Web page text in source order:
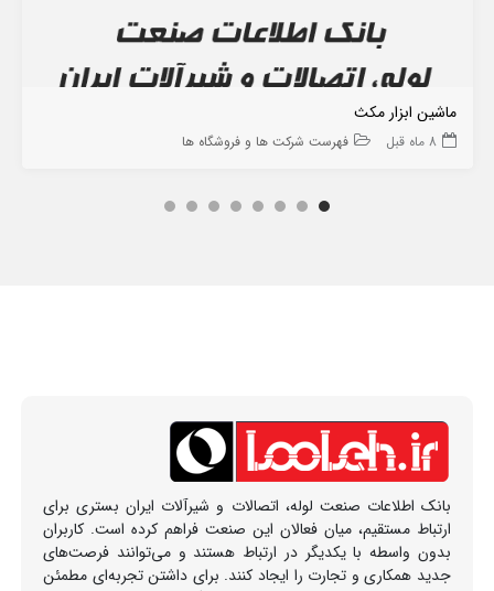
ماشین ابزار مکث
8 ماه قبل فهرست شرکت ها و فروشگاه ها
بانک اطلاعات صنعت لوله، اتصالات و شیرآلات ایران بستری برای
ارتباط مستقیم، میان فعالان این صنعت فراهم کرده است. کاربران
بدون واسطه با یکدیگر در ارتباط هستند و می‌توانند فرصت‌های
جدید همکاری و تجارت را ایجاد کنند. برای داشتن تجربه‌ای مطمئن